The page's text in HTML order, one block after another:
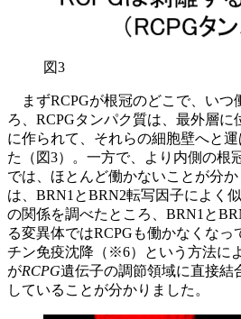
図3
まずRCPGが根冠のどこで、いつ
ろ、RCPGタンパク質は、最外層に
に作られて、それらの細胞壁へと
た（図3）。一方で、より内側の根
では、ほとんど働かないことが分
は、BRN1とBRN2転写因子によく
の関係を調べたところ、BRN1と
る変異体ではRCPGも働かなくな
チン免疫沈降（※6）という方法に
がRCPG遺伝子の調節領域に直接結
していることが分かりました。